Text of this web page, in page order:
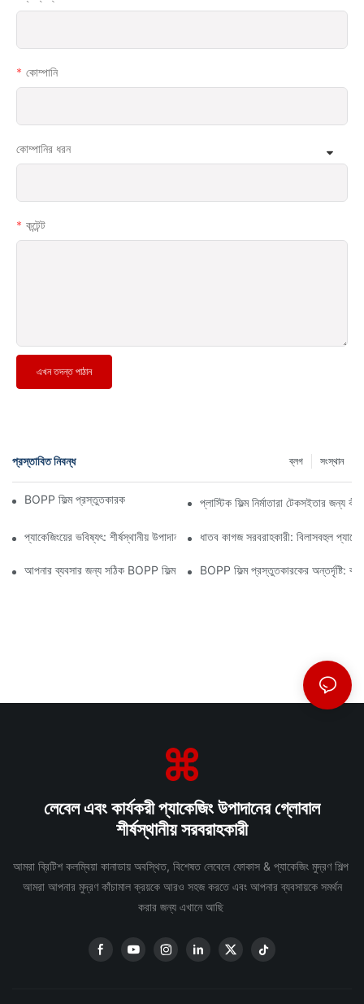
কোম্পানি
কোম্পানির ধরন
কন্টেন্ট
এখন তদন্ত পাঠান
প্রস্তাবিত নিবন্ধ সংস্থান
ব্লগ
BOPP ফিল্ম প্রস্তুতকারক: নমনীয় প্যাকেজিংয়ের মেরুদণ্ডপ্লাস্টিক ফিল্ম নির্মাতারা টেকসইতার জন্য
প্যাকেজিংয়ের ভবিষ্যৎ: শীর্ষস্থানীয় উপাদান প্রস্তুতকারকদের কাছ থেকে অন্তর্দৃষ্টি
ধাতব কাগজ সরবরাহকারী: বিলাসবহুল
আপনার ব্যবসার জন্য সঠিক BOPP ফিল্ম সরবরাহকারী নির্বাচন করা কেন গুরুত্বপূর্ণ
BOPP ফিল্ম প্রস্তুতকারকের অন্তর্দৃষ্টি:
লেবেল এবং কার্যকরী প্যাকেজিং উপাদানের গ্লোবাল
শীর্ষস্থানীয় সরবরাহকারী
আমরা ব্রিটিশ কলম্বিয়া কানাডায় অবস্থিত, বিশেষত লেবেলে ফোকাস & প্যাকেজিং মুদ্রণ শিল্প
আমরা আপনার মুদ্রণ কাঁচামাল ক্রয়কে আরও সহজ করতে এবং আপনার ব্যবসায়কে সমর্থন
করার জন্য এখানে আছি